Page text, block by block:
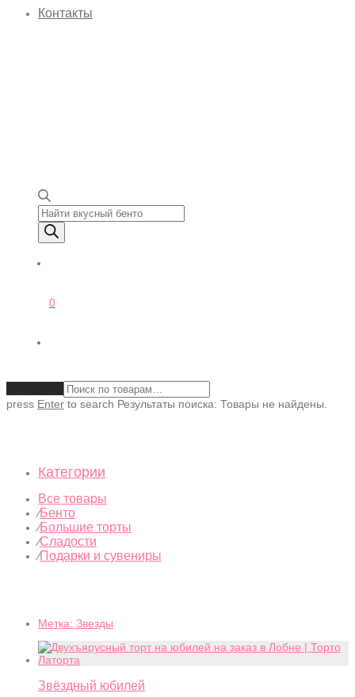
Контакты
Поиск товаров
0
press Enter to search Результаты поиска: Товары не найдены.
Категории
Все товары
⁄Бенто
⁄Большие торты
⁄Сладости
⁄Подарки и сувениры
Метка: Звезды
Звёздный юбилей